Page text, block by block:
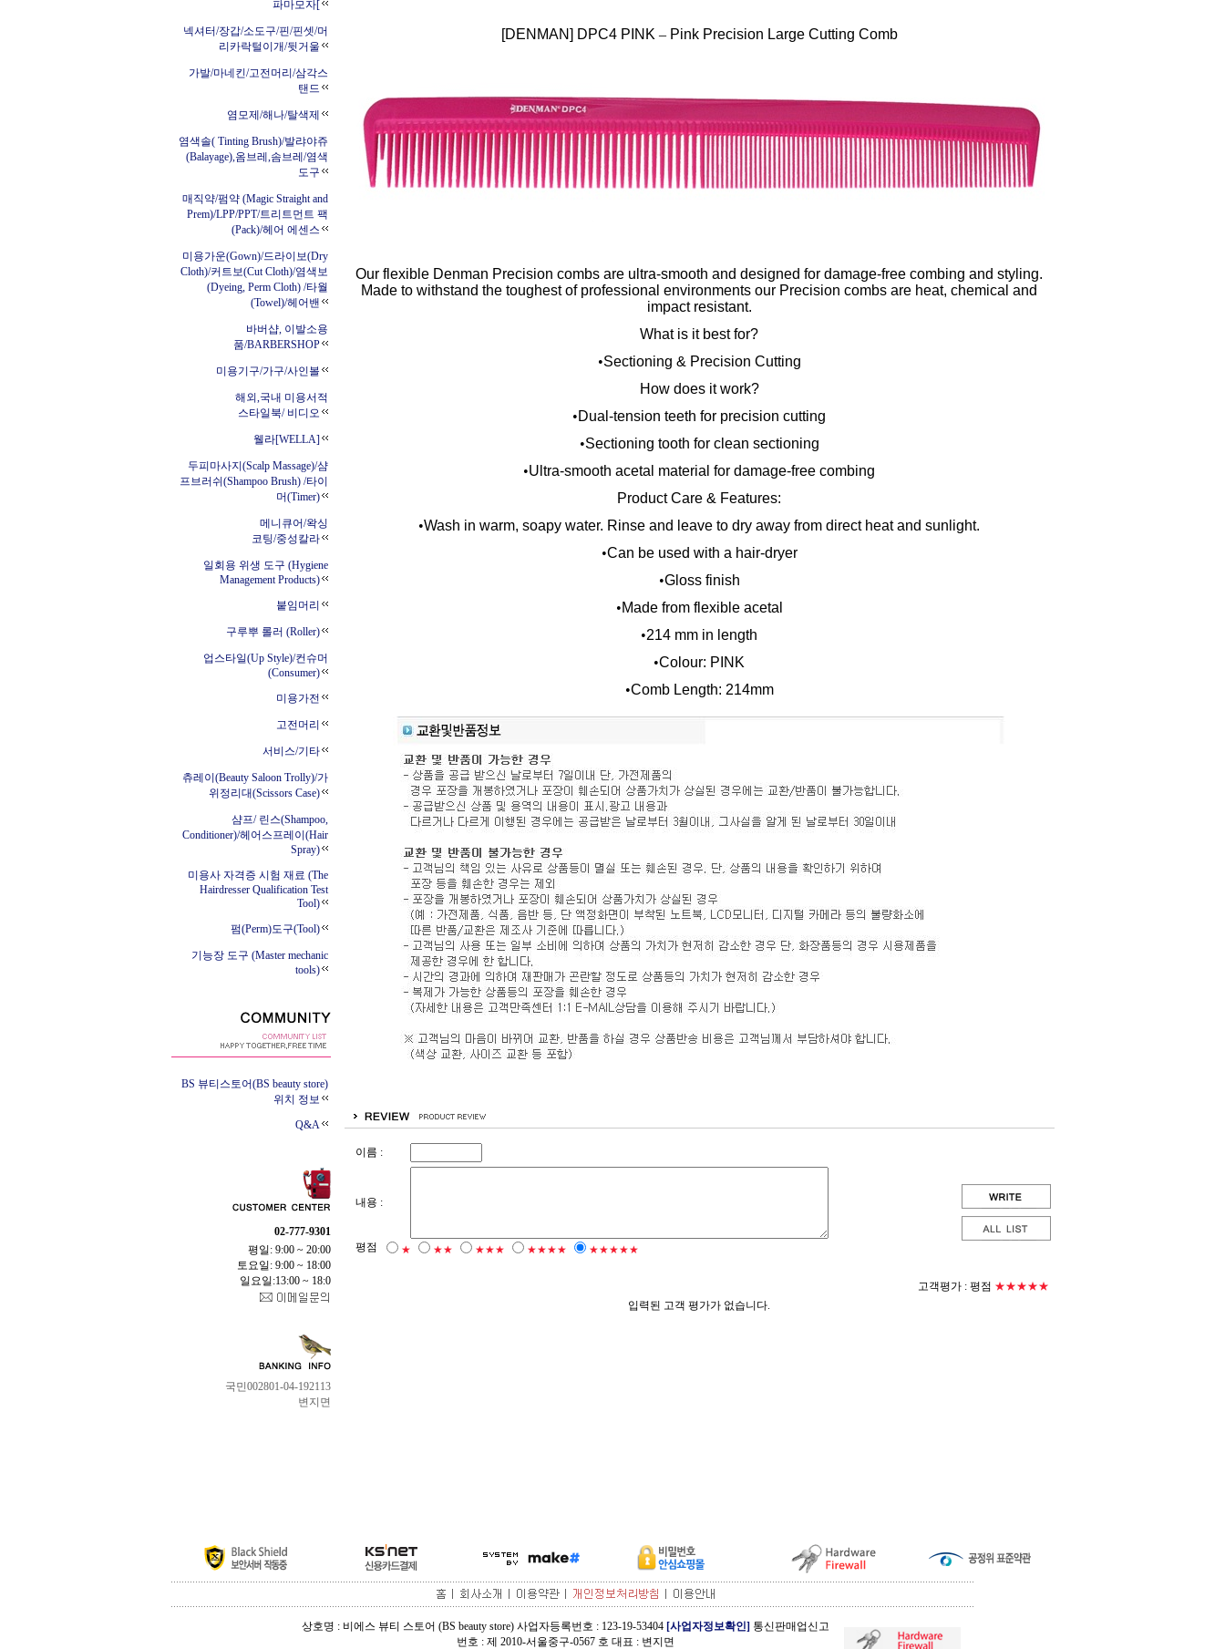
파마모자[
넥셔터/장갑/소도구/핀/핀셋/머
리카락털이개/뒷거울
가발/마네킨/고전머리/삼각스
탠드
염모제/해나/탈색제
염색솔( Tinting Brush)/발랴야쥬
(Balayage),옴브레,솜브레/염색
도구
매직약/펌약 (Magic Straight and
Prem)/LPP/PPT/트리트먼트 팩
(Pack)/헤어 에센스
미용가운(Gown)/드라이보(Dry
Cloth)/커트보(Cut Cloth)/염색보
(Dyeing, Perm Cloth) /타월
(Towel)/헤어밴
바버샵, 이발소용
품/BARBERSHOP
미용기구/가구/사인볼
해외,국내 미용서적
스타일북/ 비디오
웰라[WELLA]
두피마사지(Scalp Massage)/샴
프브러쉬(Shampoo Brush) /타이
머(Timer)
메니큐어/왁싱
코팅/중성칼라
일회용 위생 도구 (Hygiene
Management Products)
붙임머리
구루뿌 롤러 (Roller)
업스타일(Up Style)/컨슈머
(Consumer)
미용가전
고전머리
서비스/기타
츄레이(Beauty Saloon Trolly)/가
위정리대(Scissors Case)
샴프/ 린스(Shampoo,
Conditioner)/헤어스프레이(Hair
Spray)
미용사 자격증 시험 재료 (The
Hairdresser Qualification Test
Tool)
펌(Perm)도구(Tool)
기능장 도구 (Master mechanic
tools)
BS 뷰티스토어(BS beauty store)
위치 정보
Q&A
02-777-9301
평일: 9:00 ~ 20:00
토요일: 9:00 ~ 18:00
일요일:13:00 ~ 18:0
국민002801-04-192113
변지면
[DENMAN] DPC4 PINK – Pink Precision Large Cutting Comb
Our flexible Denman Precision combs are ultra-smooth and designed for damage-free combing and styling.
Made to withstand the toughest of professional environments our Precision combs are heat, chemical and
impact resistant.
What is it best for?
•Sectioning & Precision Cutting
How does it work?
•Dual-tension teeth for precision cutting
•Sectioning tooth for clean sectioning
•Ultra-smooth acetal material for damage-free combing
Product Care & Features:
•Wash in warm, soapy water. Rinse and leave to dry away from direct heat and sunlight.
•Can be used with a hair-dryer
•Gloss finish
•Made from flexible acetal
•214 mm in length
•Colour: PINK
•Comb Length: 214mm
이름 :
내용 :
평점 ★ ★★ ★★★ ★★★★ ★★★★★
고객평가 : 평점 ★★★★★
입력된 고객 평가가 없습니다.
상호명 : 비에스 뷰티 스토어 (BS beauty store) 사업자등록번호 : 123-19-53404 [사업자정보확인] 통신판매업신고
번호 : 제 2010-서울중구-0567 호 대표 : 변지면